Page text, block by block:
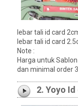
lebar tali id card
lebar tali id card
Note :
Harga untuk
dan minimal order
2. Yoyo Id